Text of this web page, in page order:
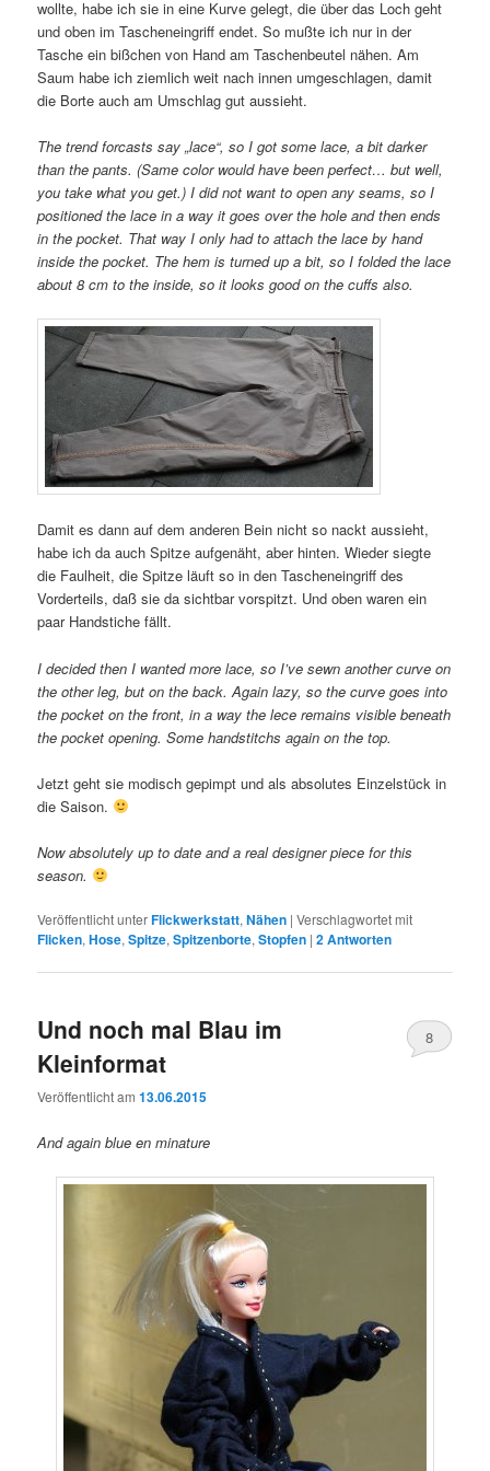
wollte, habe ich sie in eine Kurve gelegt, die über das Loch geht
und oben im Tascheneingriff endet. So mußte ich nur in der
Tasche ein bißchen von Hand am Taschenbeutel nähen. Am
Saum habe ich ziemlich weit nach innen umgeschlagen, damit
die Borte auch am Umschlag gut aussieht.
The trend forcasts say „lace“, so I got some lace, a bit darker
than the pants. (Same color would have been perfect… but well,
you take what you get.) I did not want to open any seams, so I
positioned the lace in a way it goes over the hole and then ends
in the pocket. That way I only had to attach the lace by hand
inside the pocket. The hem is turned up a bit, so I folded the lace
about 8 cm to the inside, so it looks good on the cuffs also.
Damit es dann auf dem anderen Bein nicht so nackt aussieht,
habe ich da auch Spitze aufgenäht, aber hinten. Wieder siegte
die Faulheit, die Spitze läuft so in den Tascheneingriff des
Vorderteils, daß sie da sichtbar vorspitzt. Und oben waren ein
paar Handstiche fällt.
I decided then I wanted more lace, so I’ve sewn another curve on
the other leg, but on the back. Again lazy, so the curve goes into
the pocket on the front, in a way the lece remains visible beneath
the pocket opening. Some handstitchs again on the top.
Jetzt geht sie modisch gepimpt und als absolutes Einzelstück in
die Saison.
Now absolutely up to date and a real designer piece for this
season.
Veröffentlicht unterFlickwerkstatt,Nähen |Verschlagwortet mit
Flicken,Hose,Spitze,Spitzenborte,Stopfen |2Antworten
Und noch mal Blau im
Kleinformat
Veröffentlicht am13.06.2015
8
And again blue en minature